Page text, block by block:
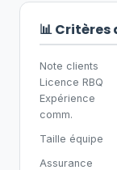
📊 Critères
Note clients
Licence RBQ
Expérience
comm.
Taille équipe
Assurance